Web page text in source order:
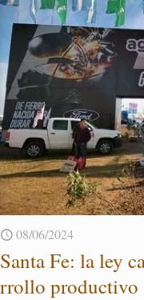
08/06/2024
Santa Fe: la ley
rro­llo pro­duc­ti­vo